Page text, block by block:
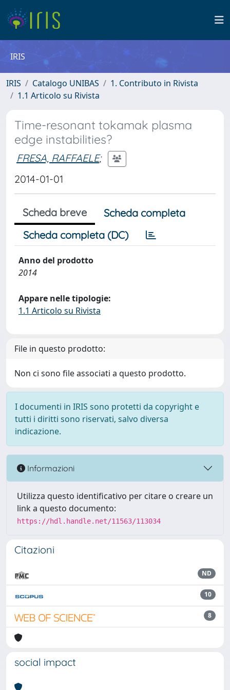
IRIS
IRIS Catalogo UNIBAS
1. Contributo in Rivista
1.1 Articolo su Rivista
Time-resonant tokamak plasma
edge instabilities?
FRESA, RAFFAELE;
2014-01-01
Scheda breve
Scheda completa
Scheda completa (DC)
Anno del prodotto
2014
Appare nelle tipologie:
1.1 Articolo su Rivista
File in questo prodotto:
Non ci sono file associati a questo prodotto.
I documenti in IRIS sono protetti da copyright e
tutti i diritti sono riservati, salvo diversa
indicazione.
Informazioni
Utilizza questo identificativo per citare o creare un
link a questo documento:
https://hdl.handle.net/11563/113034
Citazioni
ND
10
8
social impact